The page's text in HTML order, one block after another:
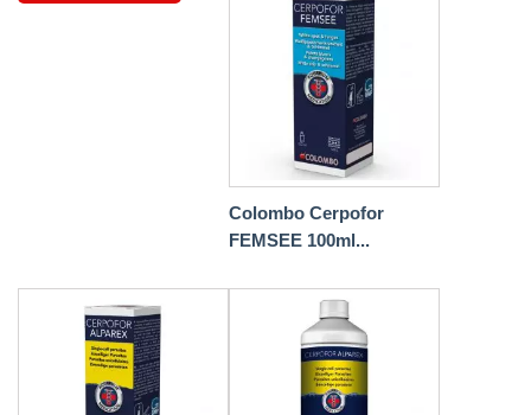
Colombo Cerpofor
FEMSEE 100ml...